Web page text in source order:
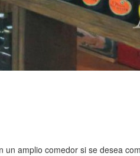
amplio comedor si se desea